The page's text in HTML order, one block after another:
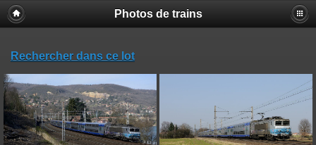
Photos de trains
Rechercher dans ce lot